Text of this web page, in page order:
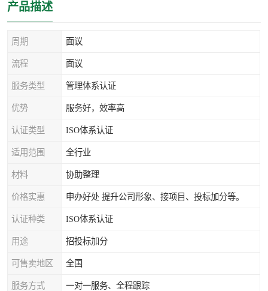
产品描述
周期 面议
流程 面议
服务类型 管理体系认证
优势 服务好，效率高
认证类型 ISO体系认证
适用范围 全行业
材料 协助整理
价格实惠 申办好处 提升公司形象、接项目、投标加分等。
认证种类 ISO体系认证
用途 招投标加分
可售卖地区 全国
服务方式 一对一服务、全程跟踪